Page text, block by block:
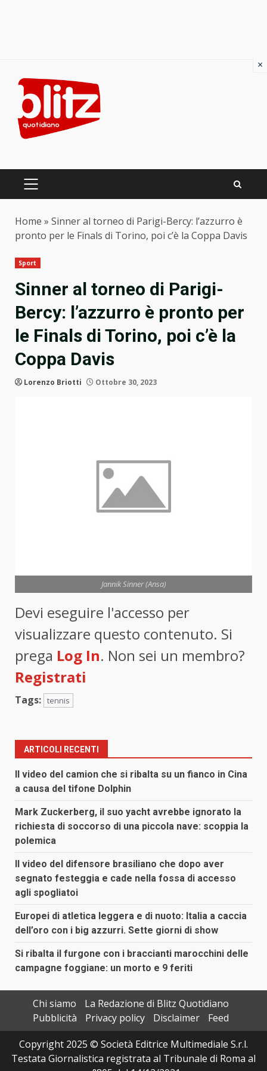
content
PRIMARY
Home » Sinner al torneo di Parigi-Bercy: l’azzurro è
pronto per le Finals di Torino, poi c’è la Coppa Davis
Sport
Sinner al torneo di Parigi-
Bercy: l’azzurro è pronto per
le Finals di Torino, poi c’è la
Coppa Davis
Lorenzo Briotti Ottobre 30, 2023
Jannik Sinner (Ansa)
Devi eseguire l'accesso per
visualizzare questo contenuto. Si
prega Log In. Non sei un membro?
Registrati
Tags: tennis
ARTICOLI RECENTI
Il video del camion che si ribalta su un fianco in Cina
a causa del tifone Dolphin
Mark Zuckerberg, il suo yacht avrebbe ignorato la
richiesta di soccorso di una piccola nave: scoppia la
polemica
Il video del difensore brasiliano che dopo aver
segnato festeggia e cade nella fossa di accesso
agli spogliatoi
Europei di atletica leggera e di nuoto: Italia a caccia
dell’oro con i big azzurri. Sette giorni di show
Si ribalta il furgone con i braccianti marocchini delle
campagne foggiane: un morto e 9 feriti
Chi siamo
La Redazione di Blitz Quotidiano
Pubblicità
Privacy policy Disclaimer
Feed
Copyright 2025 © Società Editrice Multimediale S.r.l.
Testata Giornalistica registrata al Tribunale di Roma al
×